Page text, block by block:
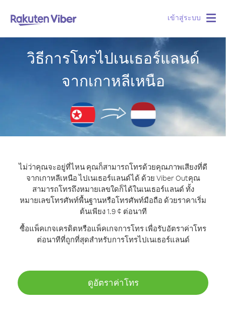
เข้าสู่ระบบ
วิธีการโทรไปเนเธอร์แลนด์
จากเกาหลีเหนือ
ไม่ว่าคุณจะอยู่ที่ไหน คุณก็สามารถโทรด้วยคุณภาพเสียงที่ดี
จากเกาหลีเหนือ ไปเนเธอร์แลนด์ได้ ด้วย Viber Outคุณ
สามารถโทรถึงหมายเลขใดก็ได้ในเนเธอร์แลนด์ ทั้ง
หมายเลขโทรศัพท์พื้นฐานหรือโทรศัพท์มือถือ ด้วยราคาเริ่ม
ต้นเพียง 1.9 ¢ ต่อนาที
ซื้อแพ็คเกจเครดิตหรือแพ็คเกจการโทร เพื่อรับอัตราค่าโทร
ต่อนาทีที่ถูกที่สุดสำหรับการโทรไปเนเธอร์แลนด์
ดูอัตราค่าโทร